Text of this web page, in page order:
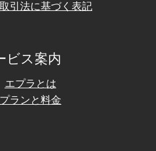
引法に基づく表記
ビス案内
エプラとは
プランと料金